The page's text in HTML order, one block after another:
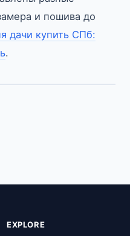
и пошива до
дачи купить СПб:
.
EXPLORE